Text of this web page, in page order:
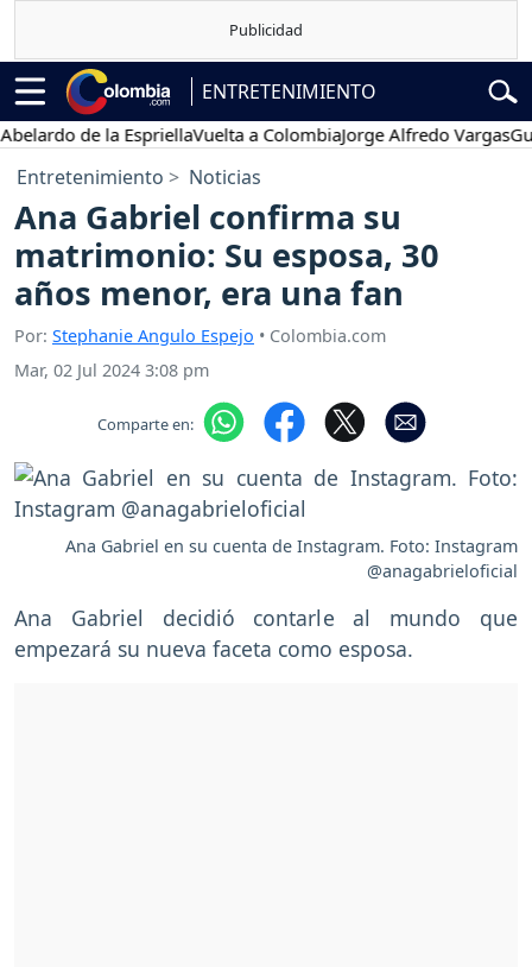
ENTRETENIMIENTO
de la EspriellaVuelta a ColombiaJorge Alfredo Vargas
Entretenimiento Noticias
Ana Gabriel confirma su
matrimonio: Su esposa, 30
años menor, era una fan
Por: Stephanie Angulo Espejo • Colombia.com
Mar, 02 Jul 2024 3:08 pm
Comparte en:
Ana Gabriel en su cuenta de Instagram. Foto: Instagram
@anagabrieloficial
Ana Gabriel decidió contarle al mundo que
empezará su nueva faceta como esposa.